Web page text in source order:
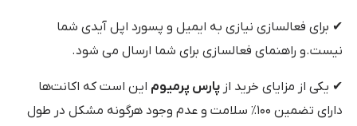
✔ برای فعالسازی نیازی به ایمیل و پسورد اپل آیدی شما
نیست.و راهنمای فعالسازی برای شما ارسال می شود.
✔ یکی از مزایای خرید از پارس پرمیوم این است که اکانت‌ها
دارای تضمین ۱۰۰٪ سلامت و عدم وجود هرگونه مشکل در طول